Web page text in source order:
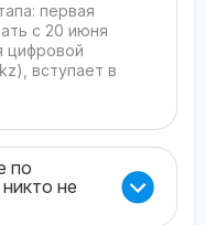
первая
с 20 июня
цифровой
вступает в
по
не